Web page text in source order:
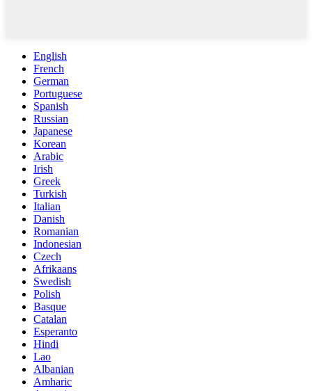
English
French
German
Portuguese
Spanish
Russian
Japanese
Korean
Arabic
Irish
Greek
Turkish
Italian
Danish
Romanian
Indonesian
Czech
Afrikaans
Swedish
Polish
Basque
Catalan
Esperanto
Hindi
Lao
Albanian
Amharic